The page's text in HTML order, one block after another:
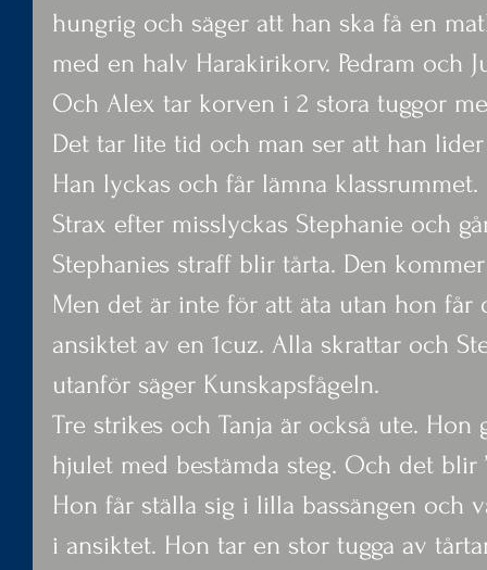
hungrig och säger att han ska få en
med en halv Harakirikorv. Pedram och
Och Alex tar korven i 2 stora tuggor
Det tar lite tid och man ser att han
Han lyckas och får lämna klassrummet.
Strax efter misslyckas Stephanie och
Stephanies straff blir tårta. Den
Men det är inte för att äta utan hon
ansiktet av en 1cuz. Alla skrattar och
utanför säger Kunskapsfågeln.
Tre strikes och Tanja är också ute.
hjulet med bestämda steg. Och det blir
Hon får ställa sig i lilla bassängen och
i ansiktet. Hon tar en stor tugga av